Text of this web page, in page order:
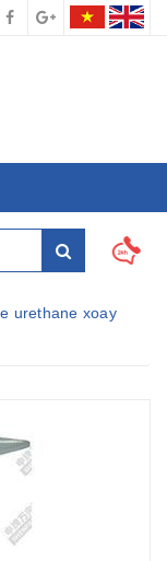
urethane xoay